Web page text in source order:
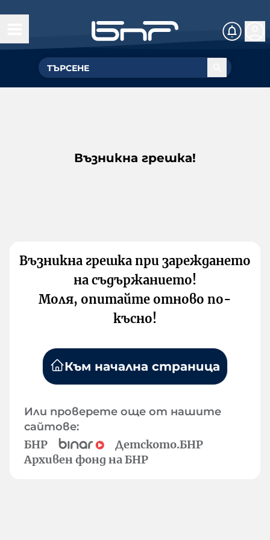
Възникна грешка!
Възникна грешка при зареждането
на съдържанието!
Моля, опитайте отново по-
късно!
Към начална страница
Или проверете още от нашите
сайтове:
БНР
Детското.БНР
Архивен фонд на БНР